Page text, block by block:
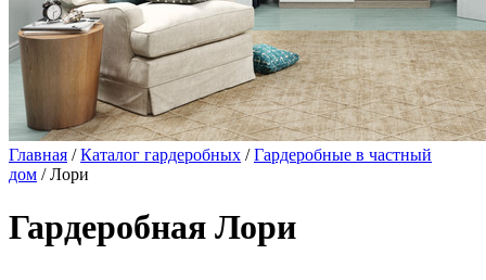
Главная /Каталог гардеробных /Гардеробные в частный
дом / Лори
Гардеробная Лори